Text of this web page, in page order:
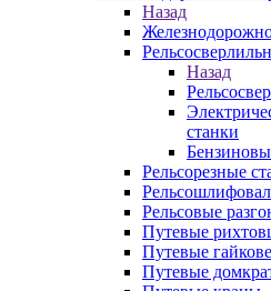
Назад
Назад
станки
Рельсорезные
Рельсовые
Путевые
Путевые
Путевые